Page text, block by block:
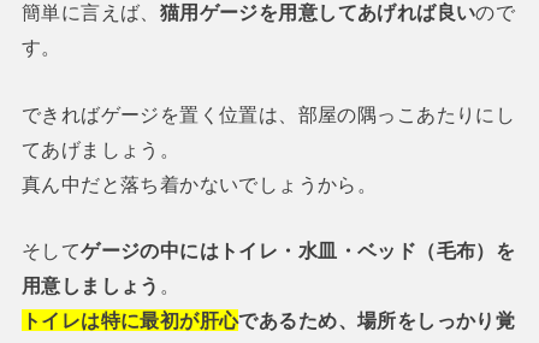
簡単に言えば、 猫用ゲージを用意してあげれば良いので
す。
できればゲージを置く位置は、部屋の隅っこあたりにし
てあげましょう。
真ん中だと落ち着かないでしょうから。
そしてゲージの中にはトイレ・水皿・ベッド（毛布）を
用意しましょう 。
トイレは特に最初が肝心であるため、場所をしっかり覚